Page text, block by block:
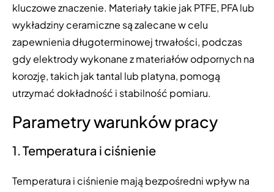
kluczowe znaczenie. Materiały takie jak PTFE, PFA lub
wykładziny ceramiczne są zalecane w celu
zapewnienia długoterminowej trwałości, podczas
gdy elektrody wykonane z materiałów odpornych na
korozję, takich jak tantal lub platyna, pomogą
utrzymać dokładność i stabilność pomiaru.
Parametry warunków pracy
1. Temperatura i ciśnienie
Temperatura i ciśnienie mają bezpośredni wpływ na